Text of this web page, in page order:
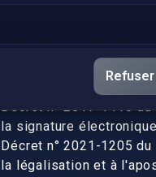
Apostille et
pays de l’UE
Décret n° 2017-1416
la signature électronique
Décret n° 2021-1205
la légalisation et à